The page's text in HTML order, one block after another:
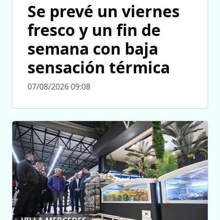
Se prevé un viernes
fresco y un fin de
semana con baja
sensación térmica
07/08/2026 09:08